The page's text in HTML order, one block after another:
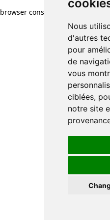
Nous
d'autres
pour
de
vous
ciblées,
notre site
browser console for more